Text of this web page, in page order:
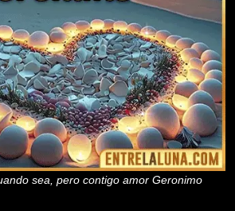
sea, pero contigo amor Geronimo